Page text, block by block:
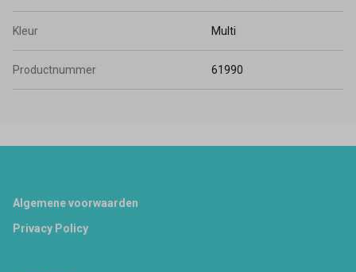
Kleur Multi
Productnummer 61990
Footer
Algemene voorwaarden
Privacy Policy